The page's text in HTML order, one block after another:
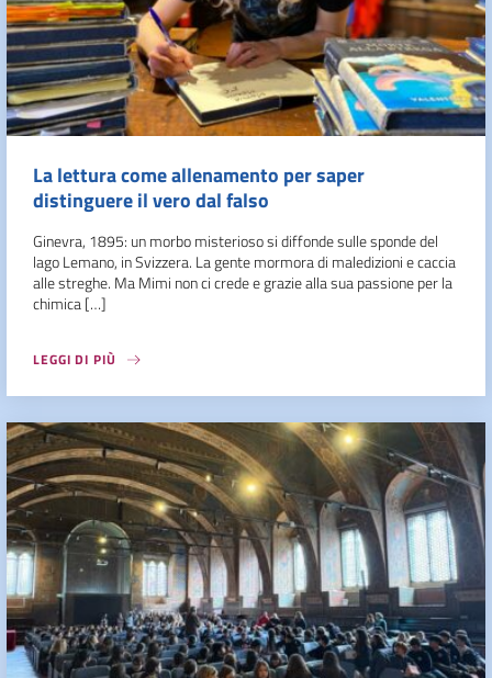
La lettura come allenamento per saper
distinguere il vero dal falso
Ginevra, 1895: un morbo misterioso si diffonde sulle sponde del
lago Lemano, in Svizzera. La gente mormora di maledizioni e caccia
alle streghe. Ma Mimi non ci crede e grazie alla sua passione per la
chimica […]
LEGGI DI PIÙ